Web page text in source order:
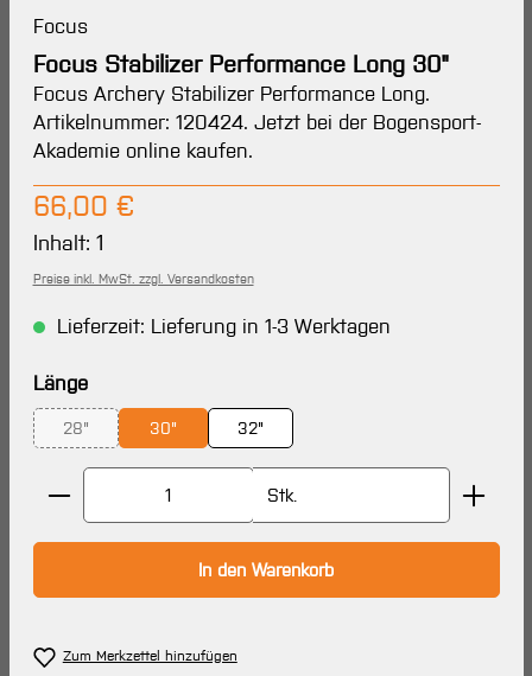
Focus
Focus Stabilizer Performance Long 30"
Focus Archery Stabilizer Performance Long.
Artikelnummer: 120424. Jetzt bei der Bogensport-
Akademie online kaufen.
Regulärer Preis:
66,00 €
Inhalt: 1
Preise inkl. MwSt. zzgl. Versandkosten
Lieferzeit: Lieferung in 1-3 Werktagen
Längeauswählen
28"
(Diese Option ist zurzeit nicht verfügbar.)
30" 32"
Produkt Anzahl: Gib den gewünschten Wert ein
Stk.
In den Warenkorb
Zum Merkzettel hinzufügen